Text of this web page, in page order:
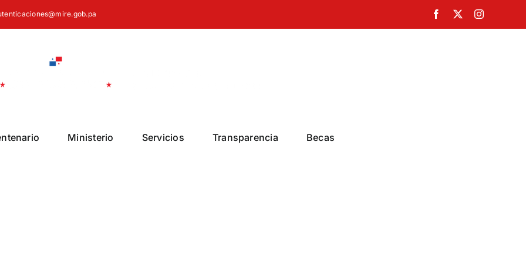
Facebook
X Instagram
Ministerio Servicios Transparencia Becas